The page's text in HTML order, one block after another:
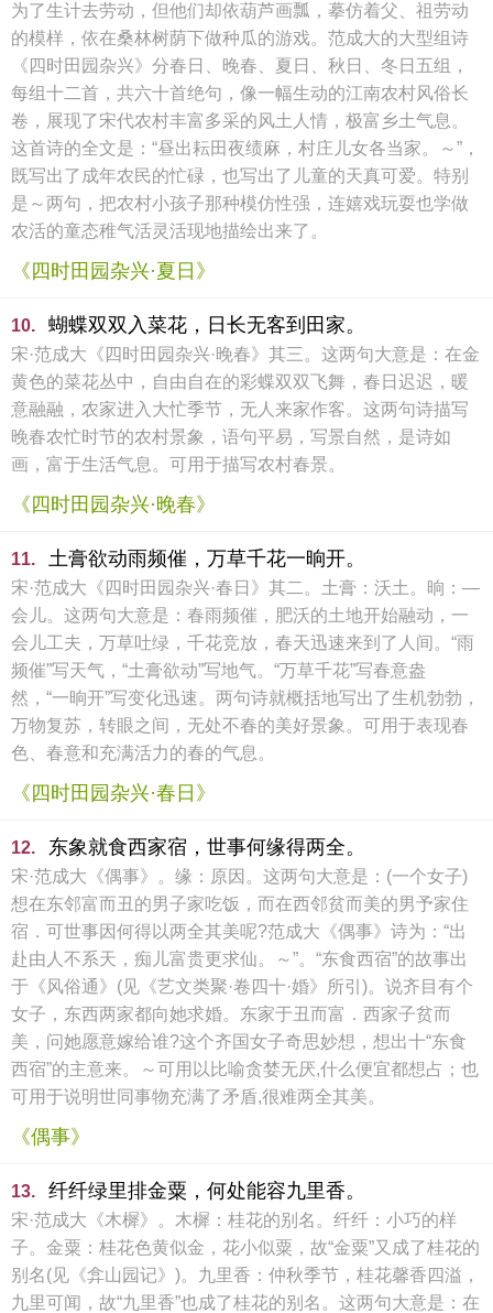
为了生计去劳动，但他们却依葫芦画瓢，摹仿着父、祖劳动
的模样，依在桑林树荫下做种瓜的游戏。范成大的大型组诗
《四时田园杂兴》分春日、晚春、夏日、秋日、冬日五组，
每组十二首，共六十首绝句，像一幅生动的江南农村风俗长
卷，展现了宋代农村丰富多采的风土人情，极富乡土气息。
这首诗的全文是：“昼出耘田夜绩麻，村庄儿女各当家。～”，
既写出了成年农民的忙碌，也写出了儿童的天真可爱。特别
是～两句，把农村小孩子那种模仿性强，连嬉戏玩耍也学做
农活的童态稚气活灵活现地描绘出来了。
《四时田园杂兴·夏日》
10. 蝴蝶双双入菜花，日长无客到田家。
宋·范成大《四时田园杂兴·晚春》其三。这两句大意是：在金
黄色的菜花丛中，自由自在的彩蝶双双飞舞，春日迟迟，暖
意融融，农家进入大忙季节，无人来家作客。这两句诗描写
晚春农忙时节的农村景象，语句平易，写景自然，是诗如
画，富于生活气息。可用于描写农村春景。
《四时田园杂兴·晚春》
11. 土膏欲动雨频催，万草千花一晌开。
宋·范成大《四时田园杂兴·春日》其二。土膏：沃土。晌：—
会儿。这两句大意是：春雨频催，肥沃的土地开始融动，一
会儿工夫，万草吐绿，千花竞放，春天迅速来到了人间。“雨
频催”写天气，“土膏欲动”写地气。“万草千花”写春意盎
然，“一晌开”写变化迅速。两句诗就概括地写出了生机勃勃，
万物复苏，转眼之间，无处不春的美好景象。可用于表现春
色、春意和充满活力的春的气息。
《四时田园杂兴·春日》
12. 东象就食西家宿，世事何缘得两全。
宋·范成大《偶事》。缘：原因。这两句大意是：(一个女子)
想在东邻富而丑的男子家吃饭，而在西邻贫而美的男予家住
宿．可世事因何得以两全其美呢?范成大《偶事》诗为：“出
赴由人不系天，痴儿富贵更求仙。～”。“东食西宿”的故事出
于《风俗通》(见《艺文类聚·卷四十·婚》所引)。说齐目有个
女子，东西两家都向她求婚。东家于丑而富．西家子贫而
美，问她愿意嫁给谁?这个齐国女子奇思妙想，想出十“东食
西宿”的主意来。～可用以比喻贪婪无厌,什么便宜都想占；也
可用于说明世同事物充满了矛盾,很难两全其美。
《偶事》
13. 纤纤绿里排金粟，何处能容九里香。
宋·范成大《木樨》。木樨：桂花的别名。纤纤：小巧的样
子。金粟：桂花色黄似金，花小似粟，故“金粟”又成了桂花的
别名(见《弇山园记》)。九里香：仲秋季节，桂花馨香四溢，
九里可闻，故“九里香”也成了桂花的别名。这两句大意是：在